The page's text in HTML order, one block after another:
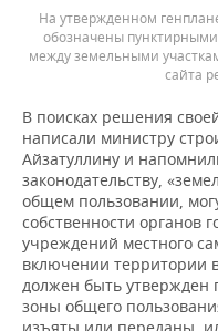
На утвержденном
обозначены
между земельными
сайта
В поисках решения
написали министру
Айзатуллину и
законодательству,
общем пользовании,
собственности органов
учреждений местного
включении территории
должен быть утвержден
зоны общего